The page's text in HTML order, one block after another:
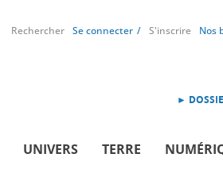
Rechercher Se connecter S'inscrire Nos
►
UNIVERS TERRE